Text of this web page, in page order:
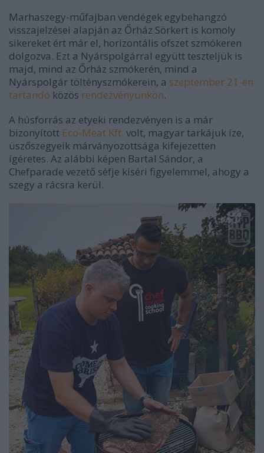
Marhaszegy-műfajban vendégek egybehangzó
visszajelzései alapján az Őrház Sörkert is komoly
sikereket ért már el, horizontális ofszet szmókeren
dolgozva. Ezt a Nyárspolgárral együtt teszteljük is
majd, mind az Őrház szmókerén, mind a
Nyárspolgár töltényszmókerein, a szeptember 21-én
tartandó közös rendezvényünkön.
A húsforrás az etyeki rendezvényen is a már
bizonyított Eco-Meat Kft. volt, magyar tarkájuk íze,
üszőszegyeik márványozottsága kifejezetten
ígéretes. Az alábbi képen Bartal Sándor, a
Chefparade vezető séfje kíséri figyelemmel, ahogy a
szegy a rácsra kerül.